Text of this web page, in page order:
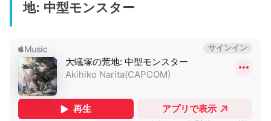
地: 中型モンスター